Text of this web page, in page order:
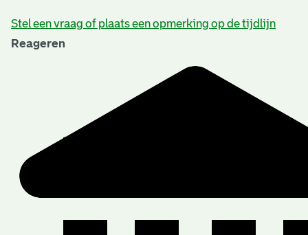
Stel een vraag of plaats een opmerking op de tijdlijn
Reageren